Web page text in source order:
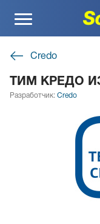
Меню
Credo
ТИМ КРЕДО
Разработчик: Credo